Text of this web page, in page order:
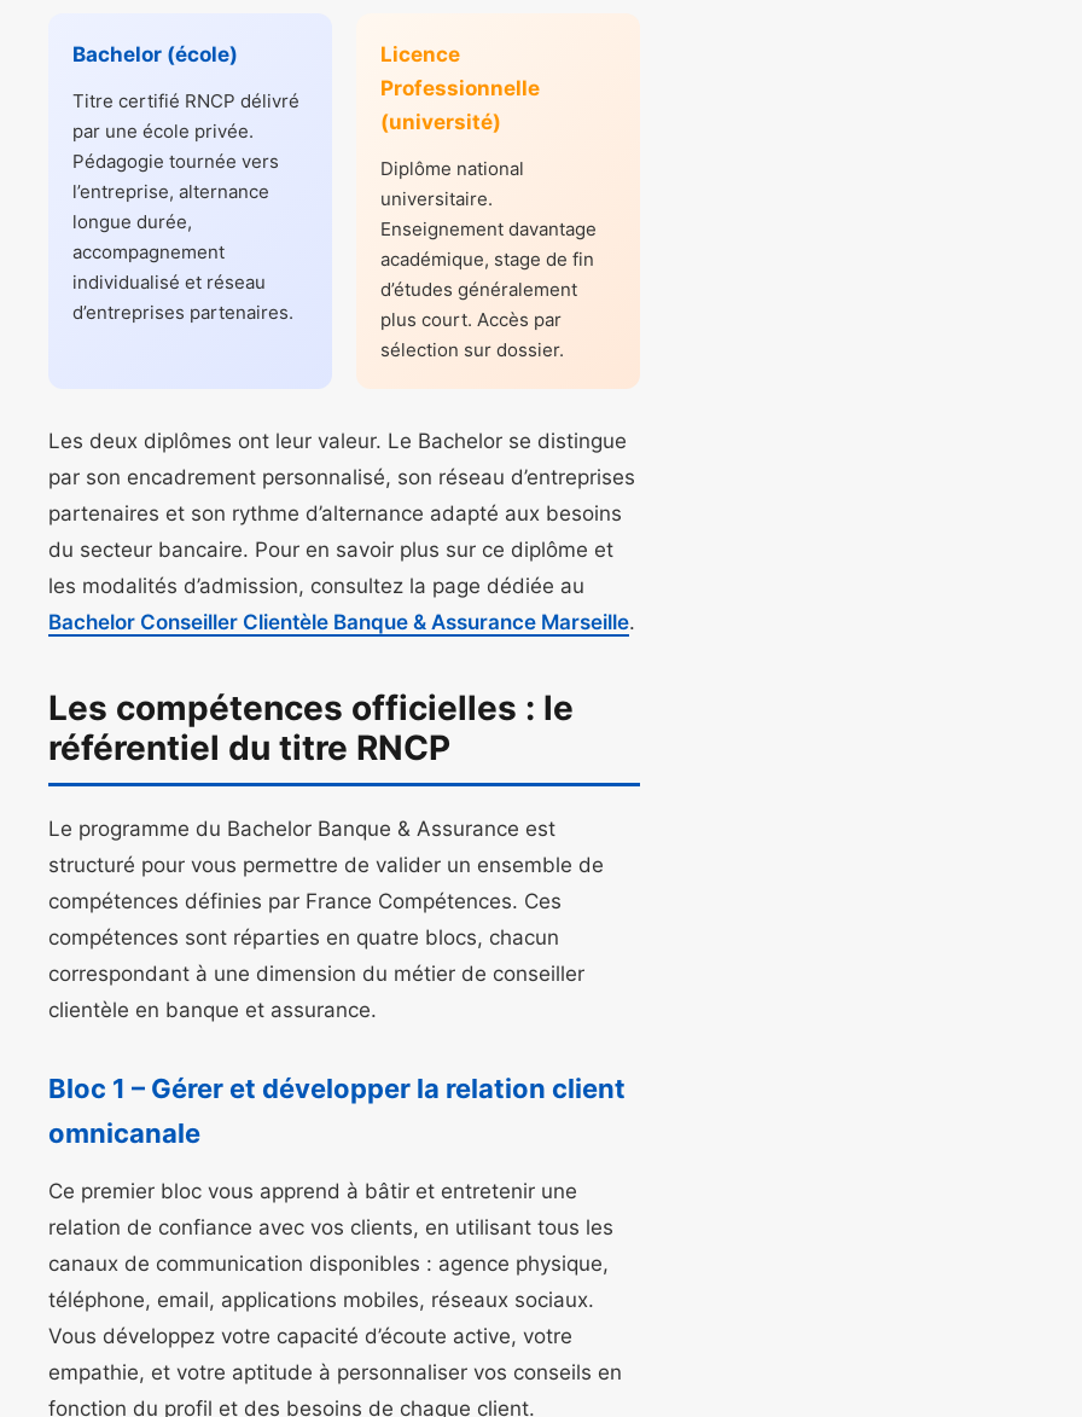
Bachelor (école)
Titre certifié RNCP délivré
par une école privée.
Pédagogie tournée vers
l’entreprise, alternance
longue durée,
accompagnement
individualisé et réseau
d’entreprises partenaires.
Licence
Professionnelle
(université)
Diplôme national
universitaire.
Enseignement davantage
académique, stage de fin
d’études généralement
plus court. Accès par
sélection sur dossier.
Les deux diplômes ont leur valeur. Le Bachelor se distingue
par son encadrement personnalisé, son réseau d’entreprises
partenaires et son rythme d’alternance adapté aux besoins
du secteur bancaire. Pour en savoir plus sur ce diplôme et
les modalités d’admission, consultez la page dédiée au
Bachelor Conseiller Clientèle Banque & Assurance Marseille.
Les compétences officielles : le
référentiel du titre RNCP
Le programme du Bachelor Banque & Assurance est
structuré pour vous permettre de valider un ensemble de
compétences définies par France Compétences. Ces
compétences sont réparties en quatre blocs, chacun
correspondant à une dimension du métier de conseiller
clientèle en banque et assurance.
Bloc 1 – Gérer et développer la relation client
omnicanale
Ce premier bloc vous apprend à bâtir et entretenir une
relation de confiance avec vos clients, en utilisant tous les
canaux de communication disponibles : agence physique,
téléphone, email, applications mobiles, réseaux sociaux.
Vous développez votre capacité d’écoute active, votre
empathie, et votre aptitude à personnaliser vos conseils en
fonction du profil et des besoins de chaque client.